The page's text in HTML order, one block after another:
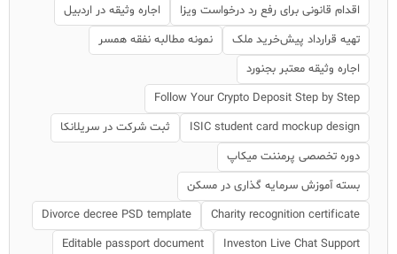
اقدام قانونی برای رفع رد درخواست ویزا
اجاره وثیقه در اردبیل
تهیه قرارداد پیش‌خرید ملک
نمونه مطالبه نفقه همسر
اجاره وثیقه معتبر بجنورد
Follow Your Crypto Deposit Step by Step
ISIC student card mockup design
ثبت شرکت در سریلانکا
دوره تخصصی پرمننت میکاپ
بسته آموزش سرمایه گذاری در مسکن
Charity recognition certificate
Divorce decree PSD template
Investon Live Chat Support
Editable passport document